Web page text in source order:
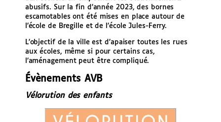
abusifs. Sur la fin d’année 2023, des bornes
escamotables ont été mises en place autour de
l’école de Bregille et de l’école Jules-Ferry.
L’objectif de la ville est d’apaiser toutes les rues
aux écoles, même si pour certains cas,
l’aménagement peut être compliqué.
Évènements AVB
Vélorution des enfants